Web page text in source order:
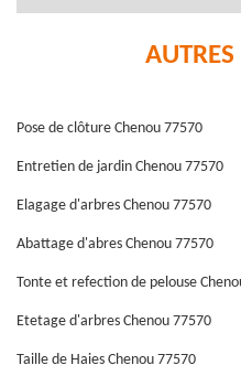
AUTRES
Pose de clôture Chenou 77570
Entretien de jardin Chenou 77570
Elagage d'arbres Chenou 77570
Abattage d'abres Chenou 77570
Tonte et refection de pelouse
Etetage d'arbres Chenou 77570
Taille de Haies Chenou 77570